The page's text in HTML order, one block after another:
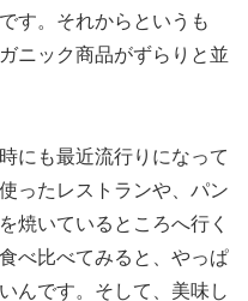
す。それからというも
ニック商品がずらりと並
にも最近流行りになって
ったレストランや、パン
焼いているところへ行く
べ比べてみると、やっぱ
んです。そして、美味し